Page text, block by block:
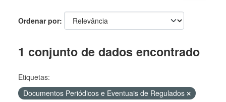
Ordenar por
1 conjunto de dados encontrado
Etiquetas:
Documentos Periódicos e Eventuais de Regulados